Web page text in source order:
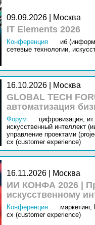
09.09.2026 | Москва
IT Elements 2026
Конференция иб
сетевые технологии,
16.10.2026 | Москва
GLOBAL TECH
автоматизация
Форум цифровизация,
искусственный интеллект
управление проектами
cx (customer experience)
16.11.2026 | Москва
ИИ КОНФА 2026 |
искусственному
Конференция маркетинг,
cx (customer experience)